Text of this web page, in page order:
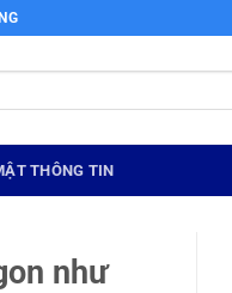
THÔNG TIN
như